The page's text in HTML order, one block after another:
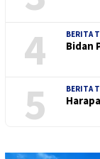
4 BERITA
Bidan
5 BERITA